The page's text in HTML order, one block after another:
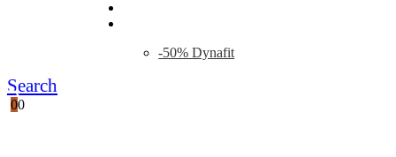
-50% Dynafit
Search
00